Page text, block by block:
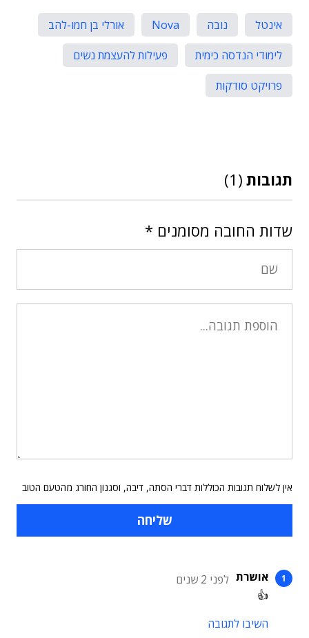
אינטל נובה Nova
אורלי בן חמו-להב
לימודי הנדסה כימית
פעילות להעצמת נשים
פרויקט סודקות
תגובות (1)
שדות החובה מסומנים *
אין לשלוח תגובות הכוללות דברי הסתה, דיבה, וסגנון החורג מהטעם הטוב
אושרת לפני 2 שנים
👍
השיבו לתגובה